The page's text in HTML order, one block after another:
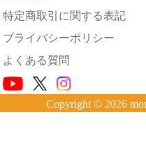
特定商取引に関する表記
プライバシーポリシー
よくある質問
Copyright © 2026